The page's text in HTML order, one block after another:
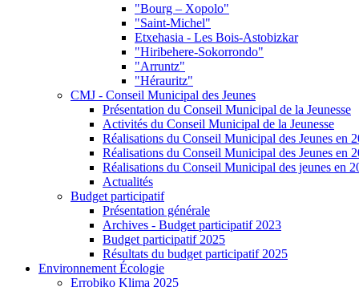
"Bourg – Xopolo"
"Saint-Michel"
Etxehasia - Les Bois-Astobizkar
"Hiribehere-Sokorrondo"
"Arruntz"
"Hérauritz"
CMJ - Conseil Municipal des Jeunes
Présentation du Conseil Municipal de la Jeunesse
Activités du Conseil Municipal de la Jeunesse
Réalisations du Conseil Municipal des Jeunes en
Réalisations du Conseil Municipal des Jeunes en
Réalisations du Conseil Municipal des jeunes en
Actualités
Budget participatif
Présentation générale
Archives - Budget participatif 2023
Budget participatif 2025
Résultats du budget participatif 2025
Environnement Écologie
Errobiko Klima 2025